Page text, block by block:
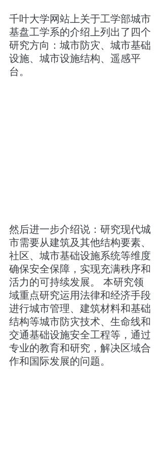
千叶大学网站上关于工学部城市
基盘工学系的介绍上列出了四个
研究方向：城市防灾、城市基础
设施、城市设施结构、遥感平
台。
然后进一步介绍说：研究现代城
市需要从建筑及其他结构要素、
社区、城市基础设施系统等维度
确保安全保障，实现充满秩序和
活力的可持续发展。 本研究领
域重点研究运用法律和经济手段
进行城市管理、建筑材料和基础
结构等城市防灾技术、生命线和
交通基础设施安全工程等，通过
专业的教育和研究，解决区域合
作和国际发展的问题。